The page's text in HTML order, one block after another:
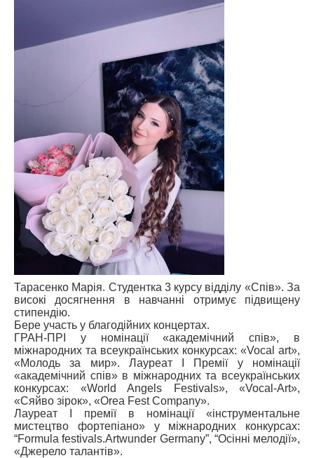
СТУДЕНТУ
КАБІНЕТ МЕТОДИСТА
НАВЧАЛЬНО-ВИХОВНА РОБОТА
МИСТЕЦЬКІ ПРОЄКТИ
БІБЛІОТЕКА, ФОНОТЕКА
МИСТЕЦЬКА ШКОЛА ПРИ ХМФК
Тарасенко Марія. Студентка 3 курсу відділу «Спів». За
високі досягнення в навчанні отримує підвищену
стипендію.
Бере участь у благодійних концертах.
ГРАН-ПРІ у номінації «академічний спів», в
міжнародних та всеукраїнських конкурсах: «Vocal art»,
«Молодь за мир». Лауреат І Премії у номінації
«академічний спів» в міжнародних та всеукраїнських
конкурсах: «World Angels Festivals», «Vocal-Art»,
«Сяйво зірок», «Orea Fest Company».
Лауреат І премії в номінації «інструментальне
мистецтво фортепіано» у міжнародних конкурсах:
“Formula festivals.Artwunder Germany”, “Осінні мелодії»,
«Джерело талантів».